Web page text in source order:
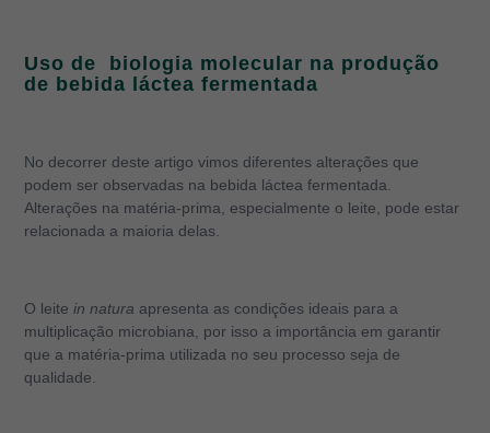
Uso de biologia molecular na produção
de bebida láctea fermentada
No decorrer deste artigo vimos diferentes alterações que
podem ser observadas na bebida láctea fermentada.
Alterações na matéria-prima, especialmente o leite, pode estar
relacionada a maioria delas.
O leitein natura apresenta as condições ideais para a
multiplicação microbiana, por isso a importância em garantir
que a matéria-prima utilizada no seu processo seja de
qualidade.